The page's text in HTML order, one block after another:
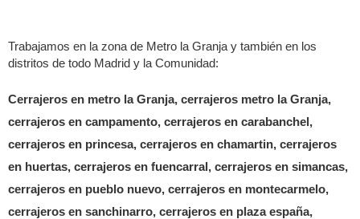
Trabajamos en la zona de Metro la Granja y también en los
distritos de todo Madrid y la Comunidad:
Cerrajeros en metro la Granja, cerrajeros metro la Granja,
cerrajeros en campamento, cerrajeros en carabanchel,
cerrajeros en princesa, cerrajeros en chamartin, cerrajeros
en huertas, cerrajeros en fuencarral, cerrajeros en simancas,
cerrajeros en pueblo nuevo, cerrajeros en montecarmelo,
cerrajeros en sanchinarro, cerrajeros en plaza españa,